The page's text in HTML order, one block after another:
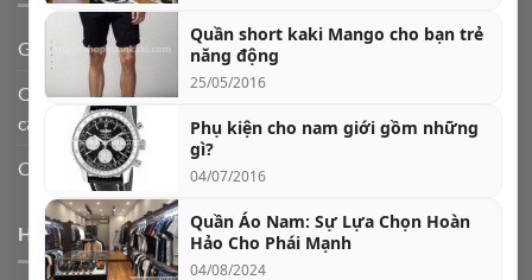
Giày lười nam da bò – biểu tượng của sự lịch lãm
Quần jogger nam và 5 cách phối đồ cực chất theo từng hoàn
cảnh
Cách chọn quần jeans nam theo dáng người
HƯỚNG DẪN CHỌN QUẦN ÁO NAM
Quần short kaki Mango cho bạn trẻ
năng động
25/05/2016
Phụ kiện cho nam giới gồm những
gì?
04/07/2016
Quần Áo Nam: Sự Lựa Chọn Hoàn
Hảo Cho Phái Mạnh
04/08/2024